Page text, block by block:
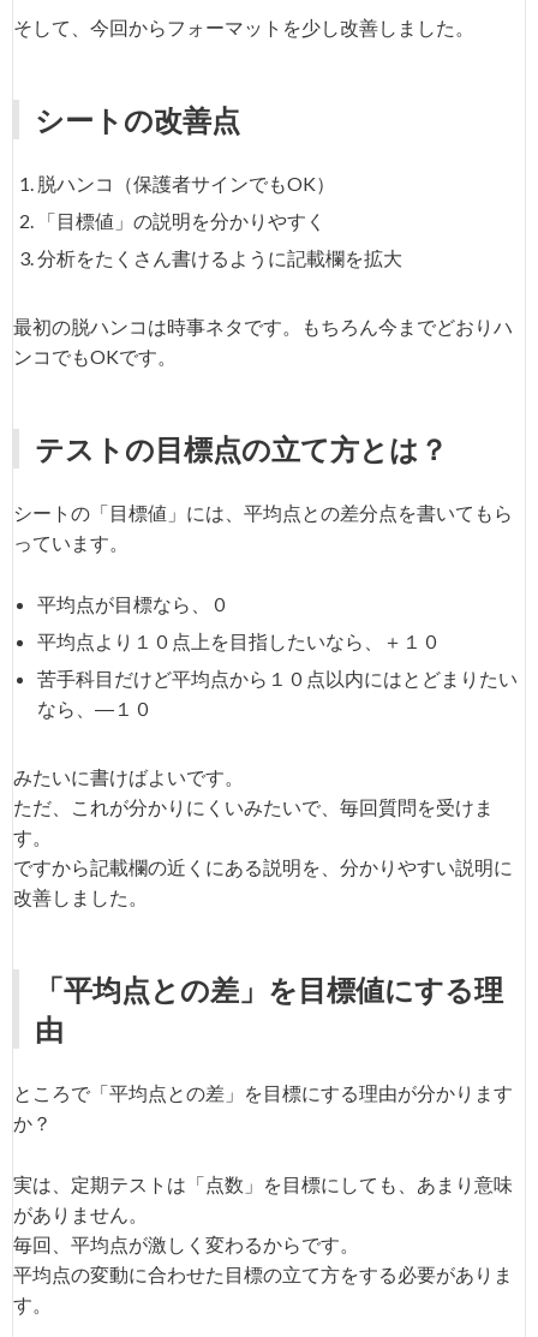
そして、今回からフォーマットを少し改善しました。
シートの改善点
脱ハンコ（保護者サインでもOK）
「目標値」の説明を分かりやすく
分析をたくさん書けるように記載欄を拡大
最初の脱ハンコは時事ネタです。もちろん今までどおりハ
ンコでもOKです。
テストの目標点の立て方とは？
シートの「目標値」には、平均点との差分点を書いてもら
っています。
平均点が目標なら、０
平均点より１０点上を目指したいなら、＋１０
苦手科目だけど平均点から１０点以内にはとどまりたい
なら、―１０
みたいに書けばよいです。
ただ、これが分かりにくいみたいで、毎回質問を受けま
す。
ですから記載欄の近くにある説明を、分かりやすい説明に
改善しました。
「平均点との差」を目標値にする理
由
ところで「平均点との差」を目標にする理由が分かります
か？
実は、定期テストは「点数」を目標にしても、あまり意味
がありません。
毎回、平均点が激しく変わるからです。
平均点の変動に合わせた目標の立て方をする必要がありま
す。